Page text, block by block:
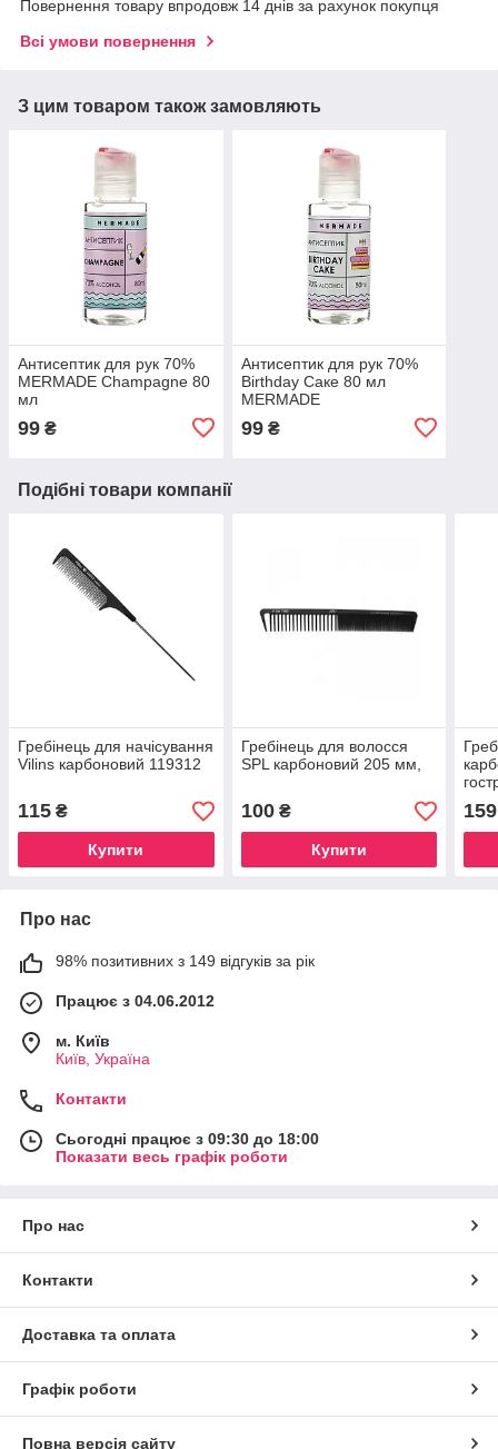
Повернення товару впродовж 14 днів за рахунок покупця
Всі умови повернення
З цим товаром також замовляють
Антисептик для рук 70%
MERMADE Champagne 80
мл
99 ₴
Антисептик для рук 70%
Birthday Саке 80 мл
MERMADE
99₴
Подібні товари компанії
Гребінець для начісування
Vilins карбоновий 119312
115 ₴
Купити
Гребінець для волосся
SPL карбоновий 205 мм,
100₴
Купити
159
Про нас
98% позитивних з 149 відгуків за рік
Працює з 04.06.2012
м. Київ
Київ, Україна
Контакти
Сьогодні працює з 09:30 до 18:00
Показати весь графік роботи
Про нас
Контакти
Доставка та оплата
Графік роботи
Повна версія сайту